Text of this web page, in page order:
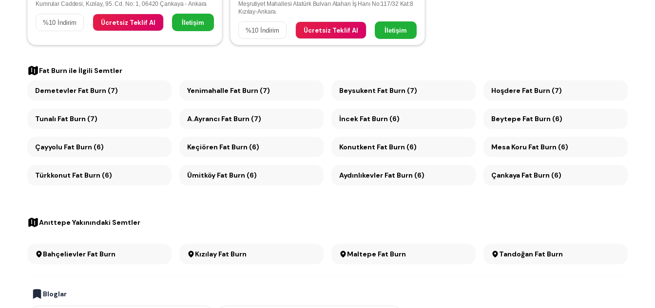
Kumrular Caddesi, Kızılay, 95. Cd. No: 1, 06420 Çankaya - Ankara
%10 İndirim Ücretsiz Teklif Al İletişim
Meşrutiyet Mahallesi Atatürk Bulvarı Atahan İş Hanı No:117/32 Kat:8
Kızılay-Ankara
%10 İndirim Ücretsiz Teklif Al İletişim
Fat Burn ile İlgili Semtler
Demetevler Fat Burn (7) Yenimahalle Fat Burn (7) Beysukent Fat Burn (7) Hoşdere Fat Burn (7)
Tunalı Fat Burn (7) A.Ayrancı Fat Burn (7) İncek Fat Burn (6) Beytepe Fat Burn (6)
Çayyolu Fat Burn (6) Keçiören Fat Burn (6) Konutkent Fat Burn (6) Mesa Koru Fat Burn (6)
Türkkonut Fat Burn (6) Ümitköy Fat Burn (6) Aydınlıkevler Fat Burn (6) Çankaya Fat Burn (6)
Anıttepe Yakınındaki Semtler
Bahçelievler Fat Burn Kızılay Fat Burn Maltepe Fat Burn Tandoğan Fat Burn
Bloglar